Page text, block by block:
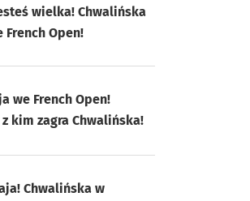
wielka! Chwalińska
French Open!
we French Open!
kim zagra Chwalińska!
Chwalińska w